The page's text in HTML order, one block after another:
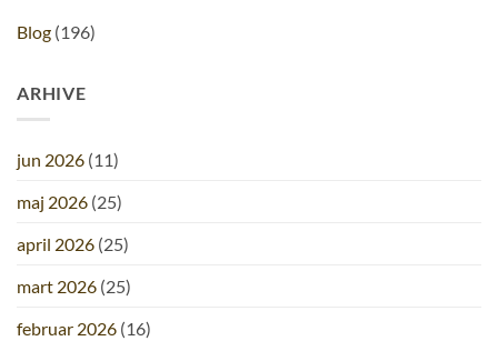
Blog (196)
ARHIVE
jun 2026 (11)
maj 2026 (25)
april 2026 (25)
mart 2026 (25)
februar 2026 (16)